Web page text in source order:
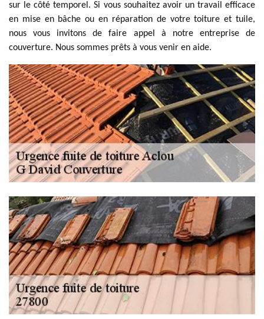
sur le côté temporel. Si vous souhaitez avoir un travail efficace
en mise en bâche ou en réparation de votre toiture et tuile,
nous vous invitons de faire appel à notre entreprise de
couverture. Nous sommes prêts à vous venir en aide.